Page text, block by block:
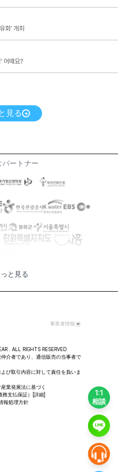
1:1
相談
회’ 개최
어때요?
見る
パートナー
と見る
事業者情報
）韓国ギャップイヤー 事業
グ
漢江大路80キル 11-49、2階
FAX：02-3280-2553 ㅣ
27270 ㅣ
区-1307 ㅣ 個人情報管理責
. ALL RIGHTS RESERVED
介者であり、通信販売の当事者で
び取引内容に対して責任を負いま
業発展法に基づく
支払保証）
[詳細]
報処理方針